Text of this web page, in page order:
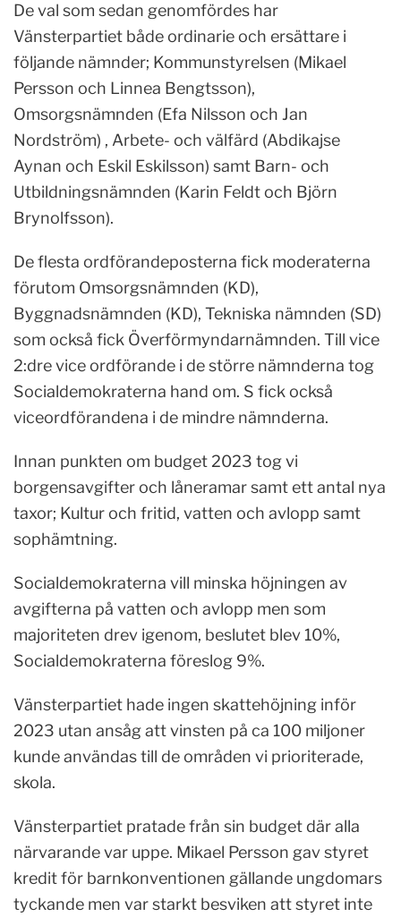
De val som sedan genomfördes har
Vänsterpartiet både ordinarie och ersättare i
följande nämnder; Kommunstyrelsen (Mikael
Persson och Linnea Bengtsson),
Omsorgsnämnden (Efa Nilsson och Jan
Nordström) , Arbete- och välfärd (Abdikajse
Aynan och Eskil Eskilsson) samt Barn- och
Utbildningsnämnden (Karin Feldt och Björn
Brynolfsson).
De flesta ordförandeposterna fick moderaterna
förutom Omsorgsnämnden (KD),
Byggnadsnämnden (KD), Tekniska nämnden (SD)
som också fick Överförmyndarnämnden. Till vice
2:dre vice ordförande i de större nämnderna tog
Socialdemokraterna hand om. S fick också
viceordförandena i de mindre nämnderna.
Innan punkten om budget 2023 tog vi
borgensavgifter och låneramar samt ett antal nya
taxor; Kultur och fritid, vatten och avlopp samt
sophämtning.
Socialdemokraterna vill minska höjningen av
avgifterna på vatten och avlopp men som
majoriteten drev igenom, beslutet blev 10%,
Socialdemokraterna föreslog 9%.
Vänsterpartiet hade ingen skattehöjning inför
2023 utan ansåg att vinsten på ca 100 miljoner
kunde användas till de områden vi prioriterade,
skola.
Vänsterpartiet pratade från sin budget där alla
närvarande var uppe. Mikael Persson gav styret
kredit för barnkonventionen gällande ungdomars
tyckande men var starkt besviken att styret inte